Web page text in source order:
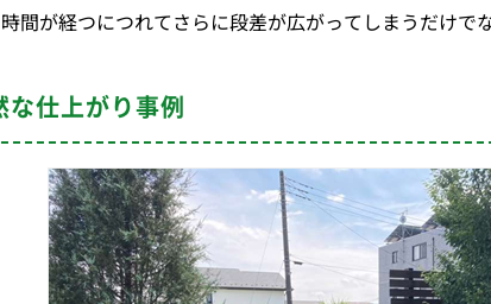
間が経つにつれてさらに段差が広がってしまうだけで
な仕上がり事例